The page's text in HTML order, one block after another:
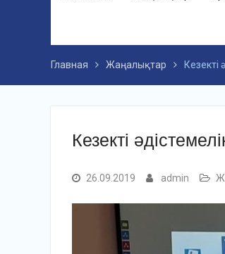
Главная Жаңалықтар Кезекті
Кезекті
26.09.2019 admin